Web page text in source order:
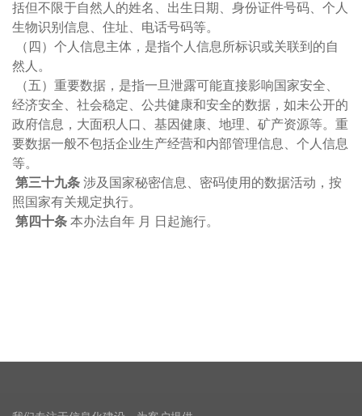
括但不限于自然人的姓名、出生日期、身份证件号码、个人
生物识别信息、住址、电话号码等。
（四）个人信息主体，是指个人信息所标识或关联到的自
然人。
（五）重要数据，是指一旦泄露可能直接影响国家安全、
经济安全、社会稳定、公共健康和安全的数据，如未公开的
政府信息，大面积人口、基因健康、地理、矿产资源等。重
要数据一般不包括企业生产经营和内部管理信息、个人信息
等。
第三十九条 涉及国家秘密信息、密码使用的数据活动，按
照国家有关规定执行。
第四十条 本办法自年 月 日起施行。